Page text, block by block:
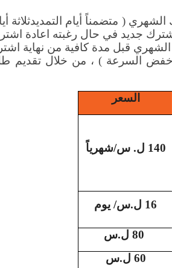
( متضمناً أيام التمديدثلاثة
جديد في حال رغبته اعادة
قبل مدة كافية من نهاية
السرعة ) ، من خلال تقديم
السعر
140 ل. س/شهرياً
16 ل.س/ يوم
80 ل.س
60 ل.س